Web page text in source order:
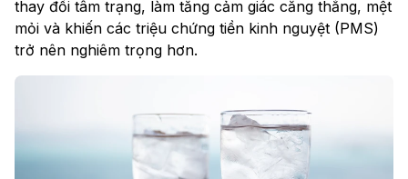
thay đổi tâm trạng, làm tăng cảm giác căng thẳng, mệt
mỏi và khiến các triệu chứng tiền kinh nguyệt (PMS)
trở nên nghiêm trọng hơn.